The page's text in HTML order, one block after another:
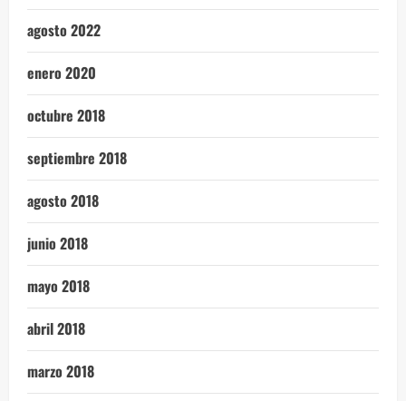
agosto 2022
enero 2020
octubre 2018
septiembre 2018
agosto 2018
junio 2018
mayo 2018
abril 2018
marzo 2018